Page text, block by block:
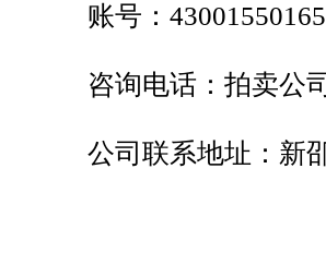
账号：
咨询电话：拍卖公
公司联系地址： 新